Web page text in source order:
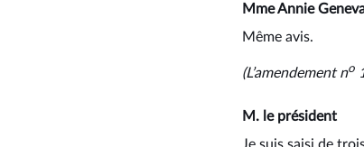
Mme Annie
Même avis.
(L’amendement no
M. le président